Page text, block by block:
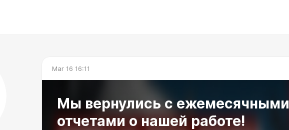
Mar 16 16:11
Мы вернулись с ежемесячными
отчетами о нашей работе!